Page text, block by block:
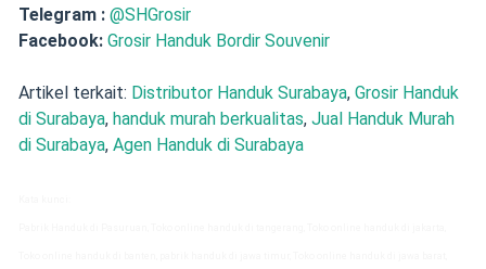
Telegram : @SHGrosir
Facebook: Grosir Handuk Bordir Souvenir
Artikel terkait: Distributor Handuk Surabaya, Grosir Handuk
di Surabaya, handuk murah berkualitas, Jual Handuk Murah
di Surabaya, Agen Handuk di Surabaya